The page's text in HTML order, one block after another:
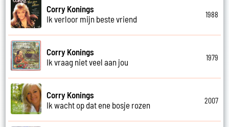
Corry Konings
Ik verloor mijn beste vriend
1988
Corry Konings
Ik vraag niet veel aan jou
1979
Corry Konings
Ik wacht op dat ene bosje rozen
2007